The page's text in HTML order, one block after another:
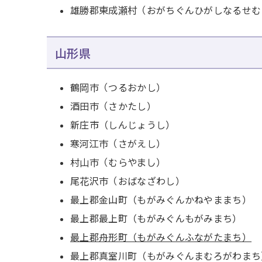
雄勝郡東成瀬村（おがちぐんひがしなるせ
山形県
鶴岡市（つるおかし）
酒田市（さかたし）
新庄市（しんじょうし）
寒河江市（さがえし）
村山市（むらやまし）
尾花沢市（おばなざわし）
最上郡金山町（もがみぐんかねやままち）
最上郡最上町（もがみぐんもがみまち）
最上郡舟形町（もがみぐんふながたまち）
最上郡真室川町（もがみぐんまむろがわま